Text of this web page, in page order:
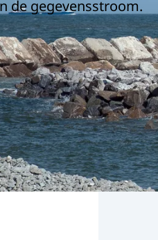
de gegevensstroom.